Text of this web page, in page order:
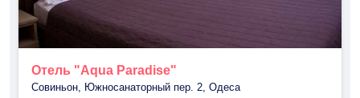
Отель "Aqua Paradise"
Совиньон, Южносанаторный пер. 2, Одеса